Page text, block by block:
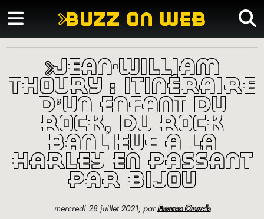
buzz on web
jean-william
thoury : itinéraire
d’un enfant du
rock, du rock
banlieue à la
harley en passant
par bijou
mercredi 28 juillet 2021, parFranco Onweb